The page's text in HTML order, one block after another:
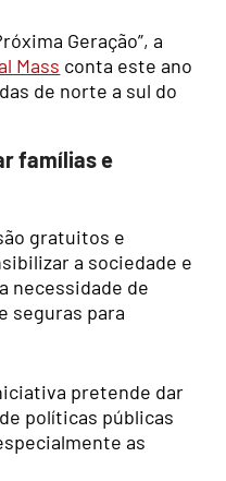
Geração”, a
Mass conta este ano
de norte a sul do
famílias e
gratuitos e
a sociedade e
necessidade de
seguras para
pretende dar
políticas públicas
as